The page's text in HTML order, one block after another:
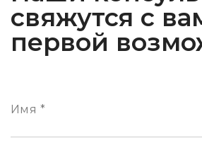
свяжутся с
первой
Имя *